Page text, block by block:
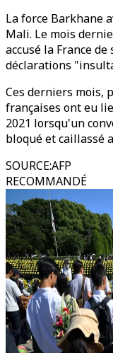
La force Barkhane
Mali. Le mois
accusé la France
déclarations
Ces derniers mois,
françaises ont eu
2021 lorsqu'un
bloqué et caillassé
SOURCE:AFP
RECOMMANDÉ